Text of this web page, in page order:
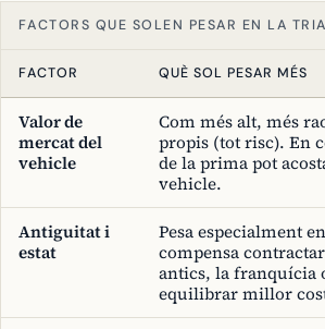
FACTORS QUE SOLEN PESAR EN LA
FACTOR QUÈ SOL PESAR MÉS
Valor de
mercat del
vehicle
Com més alt, més
propis (tot risc). En
de la prima pot
vehicle.
Antiguitat i
estat
Pesa especialment
compensa
antics, la franquícia
equilibrar millor